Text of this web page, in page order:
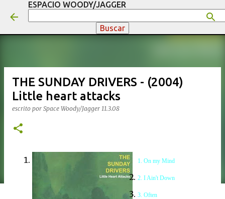
Ir al contenido principal
ESPACIO WOODY/JAGGER
THE SUNDAY DRIVERS - (2004)
Little heart attacks
escrito por Space Woody/Jagger 11.3.08
1. On my Mind
2. I Ain't Down
3. Often